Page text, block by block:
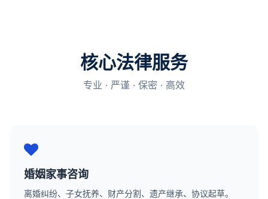
核心法律服务
专业 · 严谨 · 保密 · 高效
婚姻家事咨询
离婚纠纷、子女抚养、财产分割、遗产继承、协议起草。